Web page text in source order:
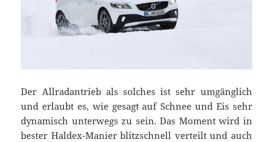
Der Allradantrieb als solches ist sehr umgänglich
und erlaubt es, wie gesagt auf Schnee und Eis sehr
dynamisch unterwegs zu sein. Das Moment wird in
bester Haldex-Manier blitzschnell verteilt und auch